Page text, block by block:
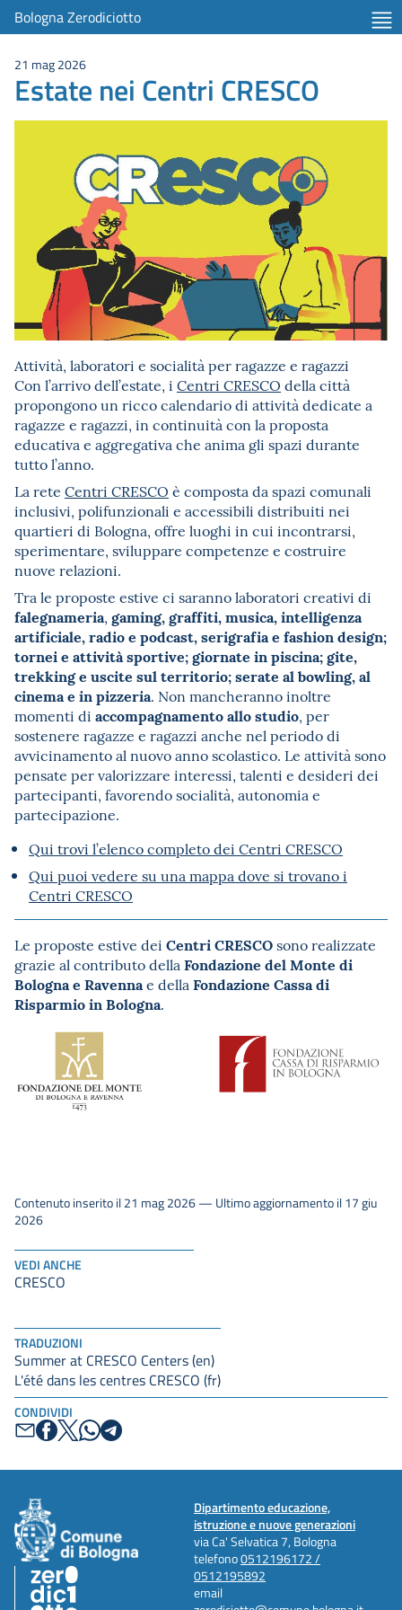
Bologna Zerodiciotto
TRADUZIONI
Summer at CRESCO Centers (en)
L'été dans les centres CRESCO (fr)
CONDIVIDI
21 mag 2026
Estate nei Centri CRESCO
Attività, laboratori e socialità per ragazze e ragazzi
Con l’arrivo dell’estate, i Centri CRESCO della città
propongono un ricco calendario di attività dedicate a
ragazze e ragazzi, in continuità con la proposta
educativa e aggregativa che anima gli spazi durante
tutto l’anno.
La rete Centri CRESCO è composta da spazi comunali
inclusivi, polifunzionali e accessibili distribuiti nei
quartieri di Bologna, offre luoghi in cui incontrarsi,
sperimentare, sviluppare competenze e costruire
nuove relazioni.
Tra le proposte estive ci saranno laboratori creativi di
falegnameria, gaming, graffiti, musica, intelligenza
artificiale, radio e podcast, serigrafia e fashion design;
tornei e attività sportive; giornate in piscina; gite,
trekking e uscite sul territorio; serate al bowling, al
cinema e in pizzeria. Non mancheranno inoltre
momenti di accompagnamento allo studio, per
sostenere ragazze e ragazzi anche nel periodo di
avvicinamento al nuovo anno scolastico. Le attività sono
pensate per valorizzare interessi, talenti e desideri dei
partecipanti, favorendo socialità, autonomia e
partecipazione.
Qui trovi l’elenco completo dei Centri CRESCO
Qui puoi vedere su una mappa dove si trovano i
Centri CRESCO
Le proposte estive dei Centri CRESCOsono realizzate
grazie al contributo della Fondazione del Monte di
Bologna e Ravennae della Fondazione Cassa di
Risparmio in Bologna.
VEDI ANCHE
CRESCO
Contenuto inserito il 21 mag 2026 — Ultimo aggiornamento il 17 giu
2026
Dipartimento educazione,
istruzione e nuove generazioni
via Ca' Selvatica 7, Bologna
telefono0512196172 /
0512195892
email